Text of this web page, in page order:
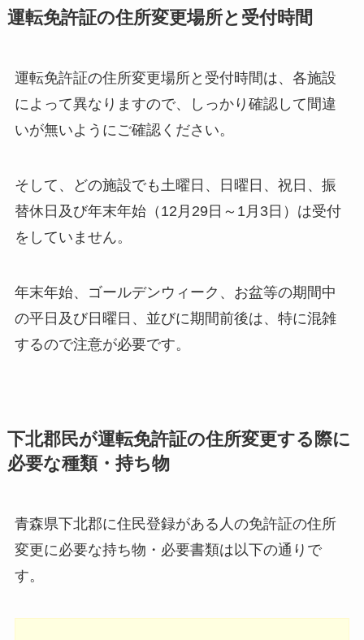
運転免許証の住所変更場所と受付時間
運転免許証の住所変更場所と受付時間は、各施設
によって異なりますので、しっかり確認して間違
いが無いようにご確認ください。
そして、どの施設でも土曜日、日曜日、祝日、振
替休日及び年末年始（12月29日～1月3日）は受付
をしていません。
年末年始、ゴールデンウィーク、お盆等の期間中
の平日及び日曜日、並びに期間前後は、特に混雑
するので注意が必要です。
下北郡民が運転免許証の住所変更する際に
必要な種類・持ち物
青森県下北郡に住民登録がある人の免許証の住所
変更に必要な持ち物・必要書類は以下の通りで
す。